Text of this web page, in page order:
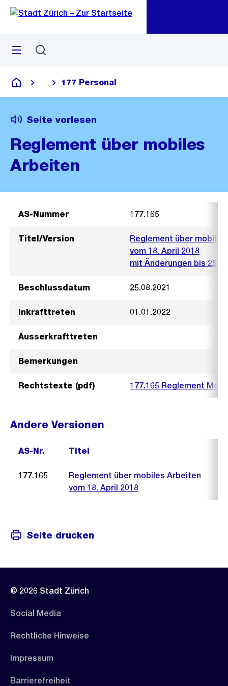
Navigation
Sprunglink
Menü
Deutsch
Blende alle Breadcrumbs ein
177 Personal
Seite vorlesen
Reglement über mobiles
Arbeiten
AS-Nummer 177.165
Titel/Version
Reglement über
vom 18. April 2018
mit Änderungen bis 25.
Beschlussdatum 25.08.2021
Inkrafttreten 01.01.2022
Ausserkrafttreten
Bemerkungen
Rechtstexte (pdf) 177.165 Reglement
Andere Versionen
AS-Nr. Titel
177.165
Reglement über mobiles Arbeiten
vom 18. April 2018
Seite drucken
© 2026 Stadt Zürich
Social Media
Rechtliche Hinweise
Impressum
Barrierefreiheit